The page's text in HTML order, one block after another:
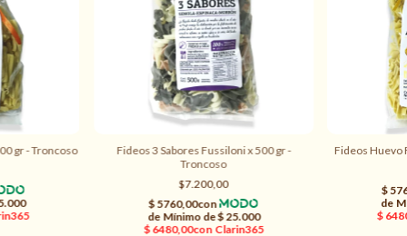
gr - Troncoso
Fideos 3 Sabores Fussiloni x 500 gr -
Troncoso
$7.200,00
Fideos Huevo